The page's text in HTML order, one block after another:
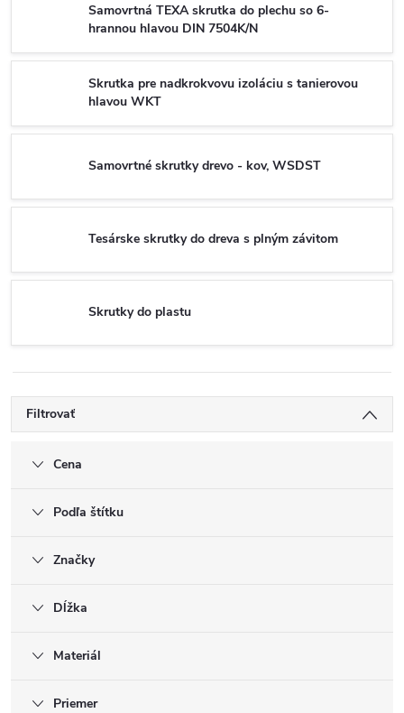
Samovrtná TEXA skrutka do plechu so 6-
hrannou hlavou DIN 7504K/N
Skrutka pre nadkrokvovu izoláciu s tanierovou
hlavou WKT
Samovrtné skrutky drevo - kov, WSDST
Tesárske skrutky do dreva s plným závitom
Skrutky do plastu
Filtrovať
Cena
Podľa štítku
Značky
Dĺžka
Materiál
Priemer